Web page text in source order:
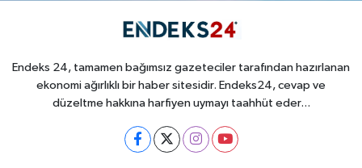
Endeks 24, tamamen bağımsız gazeteciler tarafından hazırlanan
ekonomi ağırlıklı bir haber sitesidir. Endeks24, cevap ve
düzeltme hakkına harfiyen uymayı taahhüt eder...